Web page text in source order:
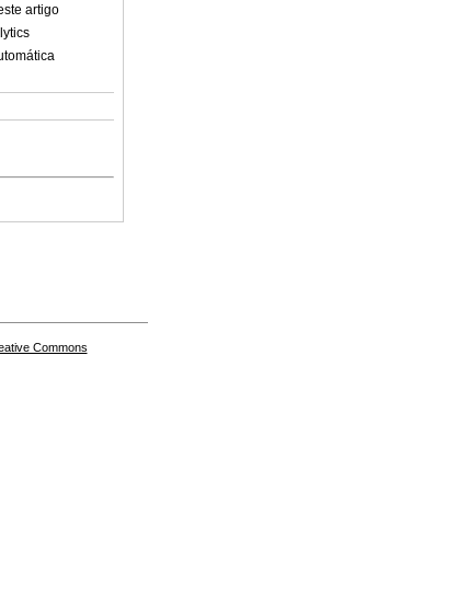
artigo
Commons